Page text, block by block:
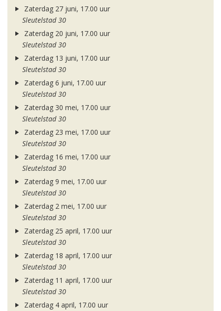
Zaterdag 27 juni, 17.00 uur
Sleutelstad 30
Zaterdag 20 juni, 17.00 uur
Sleutelstad 30
Zaterdag 13 juni, 17.00 uur
Sleutelstad 30
Zaterdag 6 juni, 17.00 uur
Sleutelstad 30
Zaterdag 30 mei, 17.00 uur
Sleutelstad 30
Zaterdag 23 mei, 17.00 uur
Sleutelstad 30
Zaterdag 16 mei, 17.00 uur
Sleutelstad 30
Zaterdag 9 mei, 17.00 uur
Sleutelstad 30
Zaterdag 2 mei, 17.00 uur
Sleutelstad 30
Zaterdag 25 april, 17.00 uur
Sleutelstad 30
Zaterdag 18 april, 17.00 uur
Sleutelstad 30
Zaterdag 11 april, 17.00 uur
Sleutelstad 30
Zaterdag 4 april, 17.00 uur